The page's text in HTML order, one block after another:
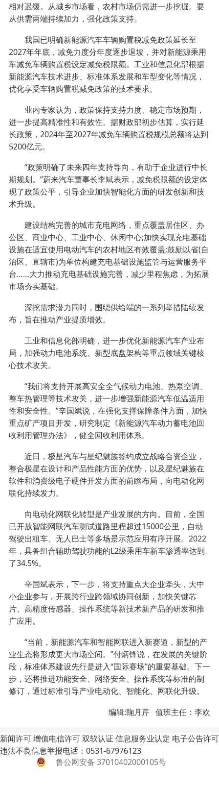
相对迟缓。从城乡市场看，农村市场仍需进一步挖掘。要
从供需两端持续加力，强化政策支持。
我国已明确新能源汽车车辆购置税减免政策延长至
2027年年底，减免力度分年度逐步退坡，并对新能源乘用
车减免车辆购置税设定减免税限额。工业和信息化部根据
新能源汽车技术进步、标准体系发展和车型变化等情况，
优化享受车辆购置税减免政策的技术要求。
业内专家认为，政策保持支持力度、稳定市场预期，
进一步提高精准性和有效性。据财政部初步估算，实行延
长政策，2024年至2027年减免车辆购置税规模总额将达到
5200亿元。
“政策明确了未来四年支持导向，有助于企业进行中长
期规划。”蔚来汽车董事长李斌表示，减免税限额的设定体
现了政策公平，引导企业加快智能化方面的研发创新和技
术升级。
建设结构完善的城市充电网络，重点覆盖居住区、办
公区、商业中心、工业中心、休闲中心;加快实现充电基础
设施在适宜使用电动汽车的农村地区有效覆盖;鼓励以省(自
治区、直辖市)为单位构建充电基础设施监管与运营服务平
台……大力推动充电基础设施完善，减少里程焦虑，为拓展
市场夯实基础。
深挖需求潜力同时，围绕供给端的一系列举措陆续发
布，旨在推动产业提质增效。
工业和信息化部明确，进一步优化新能源汽车产业布
局，加强动力电池系统、新型底盘架构等重点领域关键核
心技术攻关。
“我们将支持开展高安全全气候动力电池、热泵空调、
整车热管理等技术攻关，进一步增强新能源汽车低温适用
性和安全性。”辛国斌说，在强化支撑保障条件方面，加快
重点矿产项目开发，研究制定《新能源汽车动力蓄电池回
收利用管理办法》，健全回收利用体系。
近日，极星汽车与星纪魅族签约成立战略合资企业，
整合极星在设计和产品性能方面的优势，以及星纪魅族在
软件和消费级电子硬件开发方面的前瞻布局，向电动化网
联化持续发力。
向电动化网联化转型是产业发展的方向。目前，全国
已开放智能网联汽车测试道路里程超过15000公里，自动
驾驶出租车、无人巴士等多场景示范应用有序开展。2022
年，具备组合辅助驾驶功能的L2级乘用车新车渗透率达到
了34.5%。
辛国斌表示，下一步，将支持重点大企业牵头，大中
小企业参与，开展跨行业跨领域协同创新，加快关键芯
片、高精度传感器、操作系统等新技术新产品的研发和推
广应用。
“当前，新能源汽车和智能网联进入新赛道，新型的产
业生态将形成更大市场空间。”付炳锋说，在发展的关键阶
段，标准体系建设先行是进入“国际赛场”的重要基础。下一
步，还将推进功能安全、网络安全、操作系统等标准的制
修订，通过标准引导产业电动化、智能化、网联化升级。
编辑:鞠月芹 值班主任：李欢
新闻许可增值电信许可双软认证信息服务业认定 电子公告许可
违法不良信息举报电话：0531-67976123
鲁公网安备 37010402000105号